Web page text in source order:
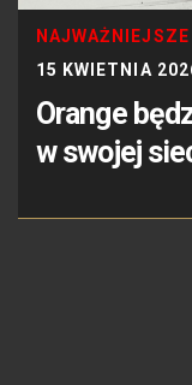
NAJWAŻNIEJSZE
15 KWIETNIA
Orange
w swojej